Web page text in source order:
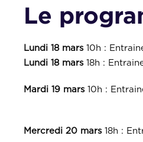
Le
Lundi 18 mars10h :
Lundi 18 mars18h :
Mardi 19 mars10h :
Mercredi 20 mars 18h :